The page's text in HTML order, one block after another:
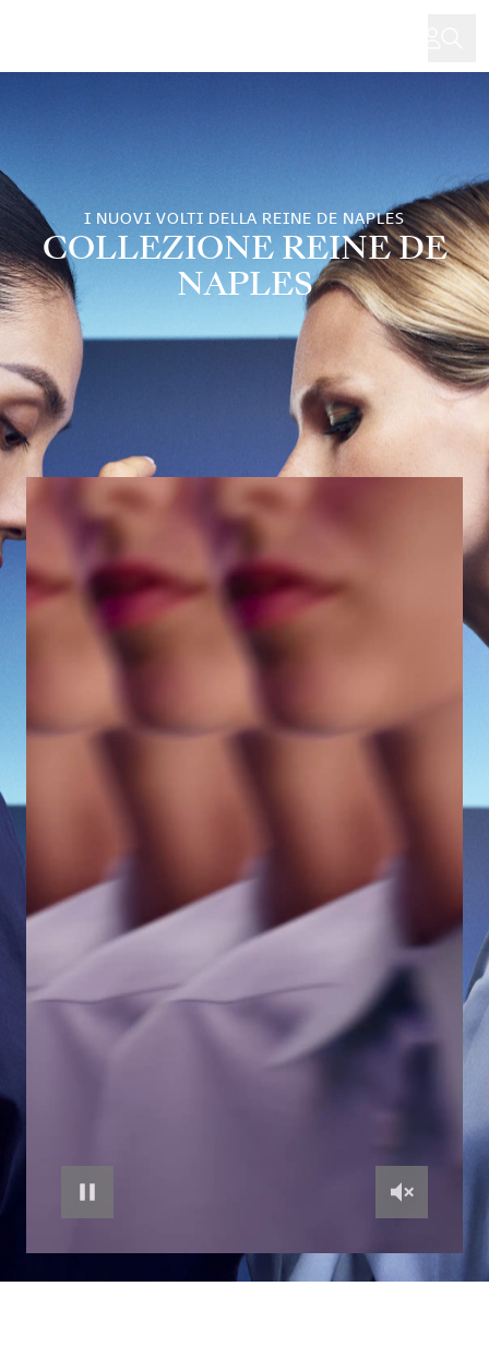
I NUOVI VOLTI DELLA REINE DE NAPLES
COLLEZIONE REINE DE
NAPLES